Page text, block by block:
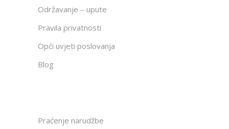
Održavanje – upute
Pravila privatnosti
Opći uvjeti poslovanja
Blog
Praćenje narudžbe